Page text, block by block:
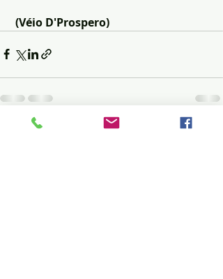
(Véio D'Prospero)
Ver tudo